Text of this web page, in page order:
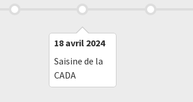
18 avril 2024
Saisine de la
CADA